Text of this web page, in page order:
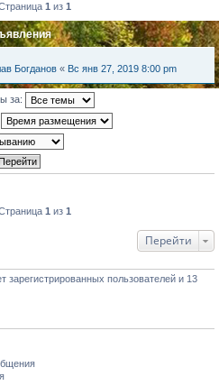
1 из 1
Богданов « Вс янв 27, 2019 8:00 pm
за:
1 из 1
Перейти
пользователей и 13